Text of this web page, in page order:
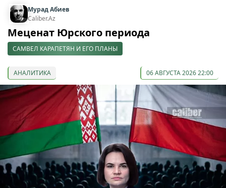
Мурад Абиев
Caliber.Az
Меценат Юрского периода
САМВЕЛ КАРАПЕТЯН И ЕГО ПЛАНЫ
АНАЛИТИКА 06 АВГУСТА 2026 22:00